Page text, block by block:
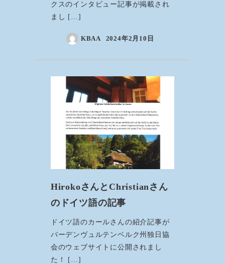
クスのインタビュー記事が掲載され
まし […]
KBAA 2024年2月10日
HirokoさんとChristianさん
のドイツ語の記事
ドイツ語のカールさんの紹介記事が
バーデンヴュルテンベルク州独日協
会のウェブサイトに公開されまし
た！ […]